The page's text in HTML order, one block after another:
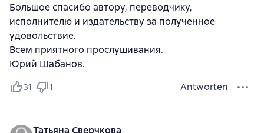
Большое спасибо автору, переводчику,
исполнителю и издательству за полученное
удовольствие.
Всем приятного прослушивания.
Юрий Шабанов.
31 1 Antworten
Татьяна Сверчкова